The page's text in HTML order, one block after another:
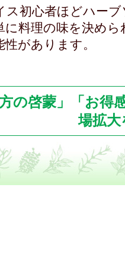
ス初心者ほどハー
に料理の味を決め
があります。
方の啓蒙」「お
場拡